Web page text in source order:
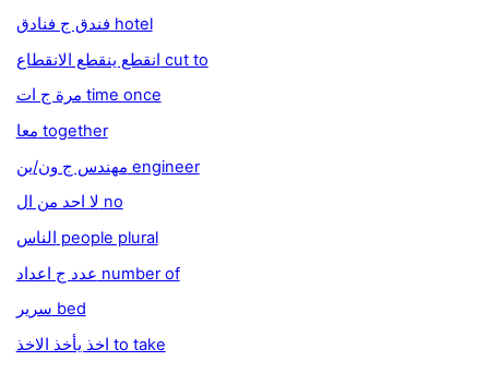
فندق ج فنادق hotel
انقطع ينقطع الانقطاع cut to
مرة ج ات time once
معا together
مهندس ج ون/ين engineer
لا احد من ال no
الناس people plural
عدد ج اعداد number of
سرير bed
اخذ يأخذ الاخذ to take